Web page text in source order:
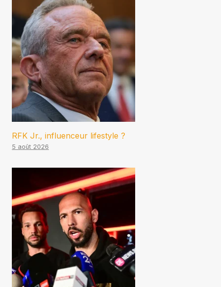
RFK Jr., influenceur lifestyle ?
5 août 2026